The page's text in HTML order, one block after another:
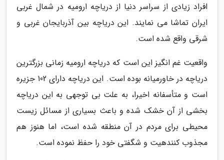
افراد زیادی از سراسر دنیا از دریاچه ارومیه در شمال غربی
ایران تماشا می نمایند. این دریاچه بین آذربایجان غربی و
شرقی واقع شده است.
واقعیت غم انگیز این است که دریاچه ارومیه زمانی بزرگترین
دریاچه در خاورمیانه بوده است. این دریاچه دارای 102 جزیره
است و متأسفانه اخیرا، به علت بی توجهی به این دریاچه
بخشی از آن خشک شده و باعث بسیاری از مسائل زیست
محیطی برای مردم در آن منطقه شده است، اما هنوز هم
مجذوب کنندهیت و شگفتی خود را حفظ نموده است.